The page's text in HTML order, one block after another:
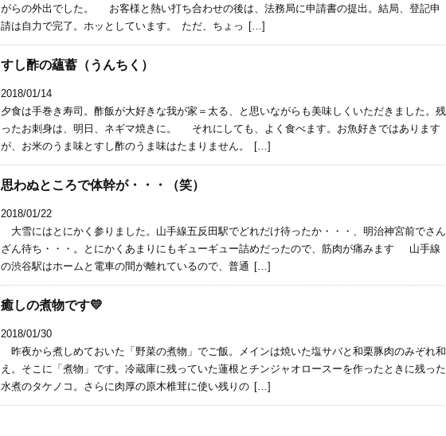
がらの外出でした。 お客様と熱い打ち合わせの後は、法務局に申請書の提出。結局、登記申
請は自力で完了。ホッとしています。 ただ、ちょっ […]
すし酢の蘊蓄（うんちく）
2018/01/14
夕食は手巻き寿司。酢飯が大好きな我が家＝太る、と思いながらも美味しくいただきました。残
ったお刺身は、明日、ネギマ焼きに。 それにしても、よく食べます。お魚好きではあります
が、お米のうま味とすし酢のうま味はたまりません。 […]
思わぬところで体幹が・・・（笑）
2018/01/22
大雪にはとにかく参りました。山手線五反田駅でどれだけ待ったか・・・、明治神宮前でさん
ざん待ち・・・。とにかくあまりにもギューギュー詰めだったので、筋肉が痛みます 山手線
の渋谷駅はホームと電車の間が離れているので、普通 […]
癒しの煮物です💛
2018/01/30
昨夜から煮しめておいた「野菜の煮物」でご飯。メインは焼いた塩サバと和栗豚肉のみぞれ和
え。そこに「煮物」です。冷蔵庫に残っていた蓮根とチンジャオロースーを作ったときに残った
水煮のタケノコ。さらに肉厚の原木椎茸に使い残りの […]